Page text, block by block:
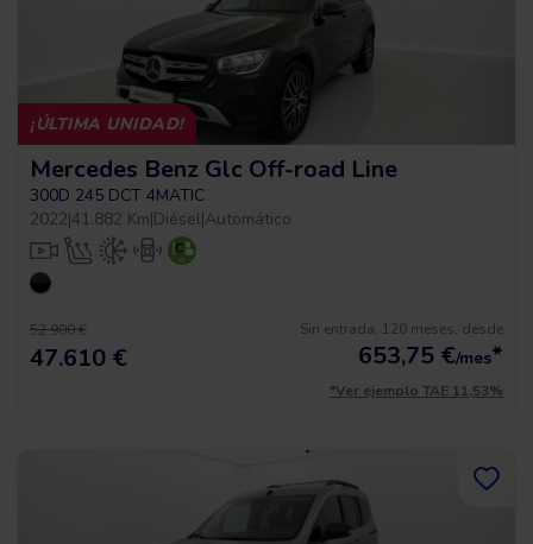
¡ÚLTIMA UNIDAD!
Mercedes Benz Glc Off-road Line
300D 245 DCT 4MATIC
2022|41.882 Km|Diésel|Automático
52.900 €
47.610 €
Sin entrada, 120 meses, desde
653,75 €/mes*
*Ver ejemplo TAE 11,53%